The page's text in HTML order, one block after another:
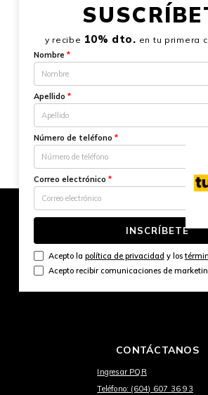
y recibe 10% dto. en tu primera
Nombre *
Apellido *
Número de teléfono *
Correo electrónico *
INSCRÍBETE
Acepto la política de privacidad y los
Acepto recibir comunicaciones de
CONTÁCTANOS
Ingresar PQR
Teléfono: (604) 607 36 93